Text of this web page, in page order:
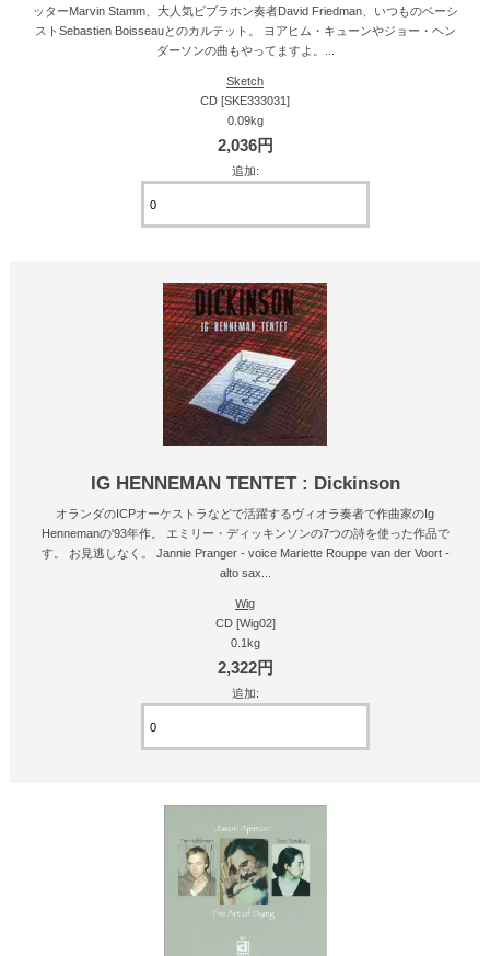
ッターMarvin Stamm、大人気ビブラホン奏者David Friedman、いつものベーシ
ストSebastien Boisseauとのカルテット。 ヨアヒム・キューンやジョー・ヘン
ダーソンの曲もやってますよ。...
Sketch
CD [SKE333031]
0.09kg
2,036円
追加:
IG HENNEMAN TENTET : Dickinson
オランダのICPオーケストラなどで活躍するヴィオラ奏者で作曲家のIg
Hennemanの'93年作。 エミリー・ディッキンソンの7つの詩を使った作品で
す。 お見逃しなく。 Jannie Pranger - voice Mariette Rouppe van der Voort -
alto sax...
Wig
CD [Wig02]
0.1kg
2,322円
追加: